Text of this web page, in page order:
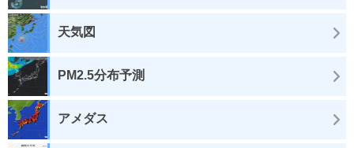
天気図
PM2.5分布予測
アメダス